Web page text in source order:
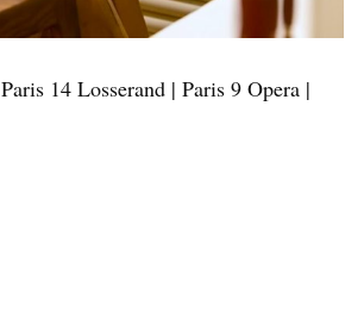
Paris 14 Losserand | Paris 9 Opera |